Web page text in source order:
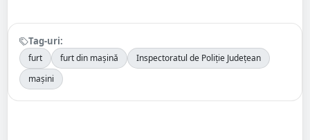
Tag-uri:
furt furt din mașină
Inspectoratul de Poliție Județean
mașini